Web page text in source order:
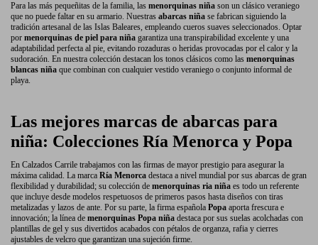
Para las más pequeñitas de la familia, las menorquinas niña son un clásico veraniego
que no puede faltar en su armario. Nuestras abarcas niña se fabrican siguiendo la
tradición artesanal de las Islas Baleares, empleando cueros suaves seleccionados. Optar
por menorquinas de piel para niña garantiza una transpirabilidad excelente y una
adaptabilidad perfecta al pie, evitando rozaduras o heridas provocadas por el calor y la
sudoración. En nuestra colección destacan los tonos clásicos como las menorquinas
blancas niña que combinan con cualquier vestido veraniego o conjunto informal de
playa.
Las mejores marcas de abarcas para
niña: Colecciones Ría Menorca y Popa
En Calzados Carrile trabajamos con las firmas de mayor prestigio para asegurar la
máxima calidad. La marca Ría Menorca destaca a nivel mundial por sus abarcas de gran
flexibilidad y durabilidad; su colección de menorquinas ria niña es todo un referente
que incluye desde modelos respetuosos de primeros pasos hasta diseños con tiras
metalizadas y lazos de ante. Por su parte, la firma española Popa aporta frescura e
innovación; la línea de menorquinas Popa niña destaca por sus suelas acolchadas con
plantillas de gel y sus divertidos acabados con pétalos de organza, rafia y cierres
ajustables de velcro que garantizan una sujeción firme.